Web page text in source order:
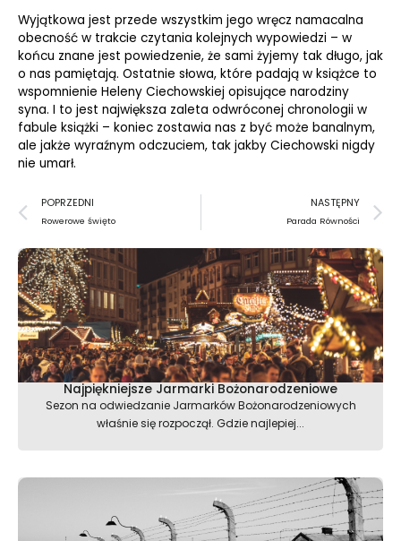
Wyjątkowa jest przede wszystkim jego wręcz namacalna
obecność w trakcie czytania kolejnych wypowiedzi – w
końcu znane jest powiedzenie, że sami żyjemy tak długo, jak
o nas pamiętają. Ostatnie słowa, które padają w książce to
wspomnienie Heleny Ciechowskiej opisujące narodziny
syna. I to jest największa zaleta odwróconej chronologii w
fabule książki – koniec zostawia nas z być może banalnym,
ale jakże wyraźnym odczuciem, tak jakby Ciechowski nigdy
nie umarł.
Prev
POPRZEDNI
Rowerowe święto
NASTĘPNY
Parada Równości
Najpiękniejsze Jarmarki Bożonarodzeniowe
Sezon na odwiedzanie Jarmarków Bożonarodzeniowych
właśnie się rozpoczął. Gdzie najlepiej...